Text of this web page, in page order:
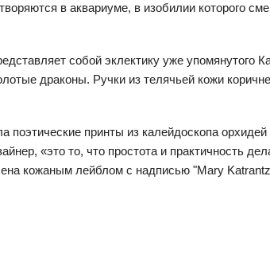
в аквариуме, в изобилии которого
собой эклектику уже упомянутого
драконы. Ручки из телячьей кожи
поэтические принты из калейдоскопа
«это то, что простота и практичность
кожаным лейблом с надписью "Mary